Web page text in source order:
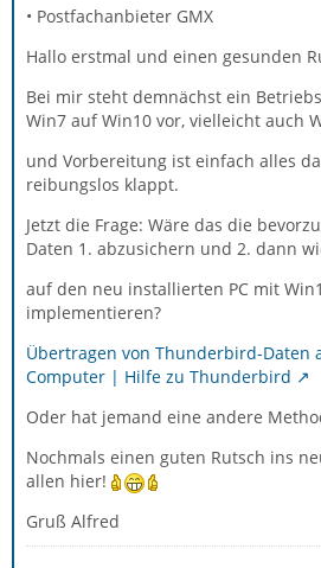
• Postfachanbieter GMX
Hallo erstmal und einen gesunden
Bei mir steht demnächst ein
Win7 auf Win10 vor, vielleicht auch
und Vorbereitung ist einfach alles
reibungslos klappt.
Jetzt die Frage: Wäre das die
Daten 1. abzusichern und 2. dann
auf den neu installierten PC mit
implementieren?
Übertragen von Thunderbird-Daten
Computer | Hilfe zu Thunderbird
Oder hat jemand eine andere
Nochmals einen guten Rutsch ins
allen hier!
Gruß Alfred